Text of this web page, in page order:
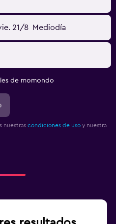
21/8 Mediodía
de momondo
nuestras condiciones de uso y nuestra